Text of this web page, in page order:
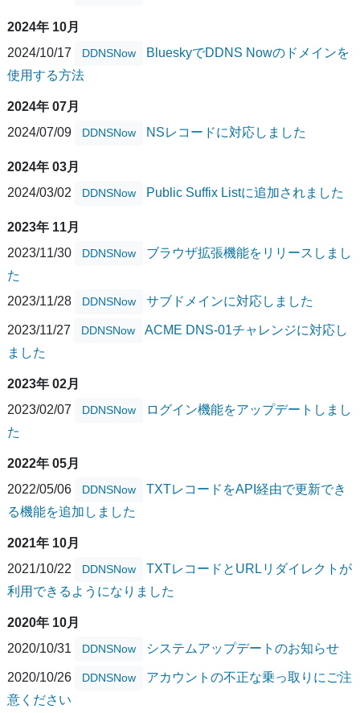
2024年 10月
2024/10/17
DDNSNow
BlueskyでDDNS Nowのドメインを
使用する方法
2024年 07月
2024/07/09
DDNSNow NSレコードに対応しました
2024年 03月
2024/03/02
DDNSNow Public Suffix Listに追加されました
2023年 11月
2023/11/30
DDNSNow
ブラウザ拡張機能をリリースしまし
た
2023/11/28
DDNSNow サブドメインに対応しました
2023/11/27 DDNSNow
ACME DNS-01チャレンジに対応し
ました
2023年 02月
2023/02/07
DDNSNow
ログイン機能をアップデートしまし
た
2022年 05月
2022/05/06
DDNSNow
TXTレコードをAPI経由で更新でき
る機能を追加しました
2021年 10月
2021/10/22
DDNSNow
TXTレコードとURLリダイレクトが
利用できるようになりました
2020年 10月
2020/10/31
DDNSNow システムアップデートのお知らせ
2020/10/26 DDNSNow
アカウントの不正な乗っ取りにご注
意ください